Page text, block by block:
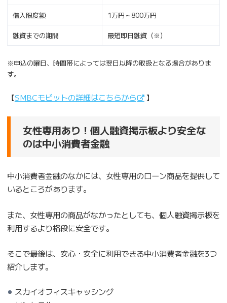
借入限度額 1万円～800万円
融資までの期間 最短即日融資（※）
※申込の曜日、時間帯によっては翌日以降の取扱となる場合がありま
す。
【SMBCモビットの詳細はこちらから 】
女性専用あり！個人融資掲示板より安全な
のは中小消費者金融
中小消費者金融のなかには、女性専用のローン商品を提供して
いるところがあります。
また、女性専用の商品がなかったとしても、個人融資掲示板を
利用するより格段に安全です。
そこで最後は、安心・安全に利用できる中小消費者金融を3つ
紹介します。
スカイオフィスキャッシング